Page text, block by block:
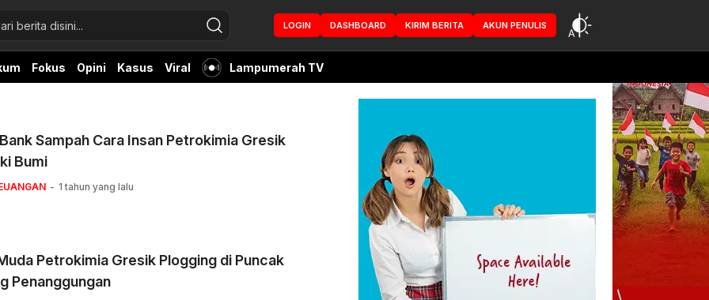
LOGIN DASHBOARD KIRIM BERITA AKUN PENULIS
Fokus Opini Kasus Viral Lampumerah TV
Sampah Cara Insan Petrokimia Gresik
Bumi
1 tahun yang lalu
Petrokimia Gresik Plogging di Puncak
Penanggungan